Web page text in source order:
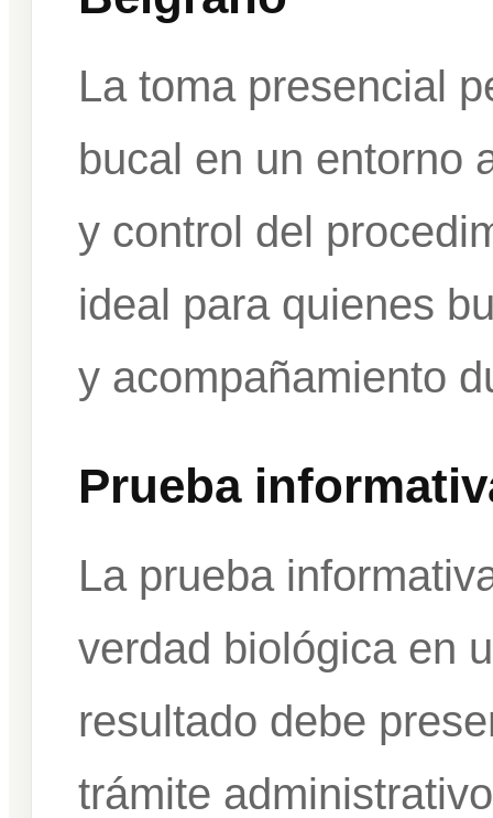
La toma presencial
bucal en un entorno
y control del
ideal para quienes
y acompañamiento
Prueba
La prueba
verdad biológica en
resultado debe
trámite